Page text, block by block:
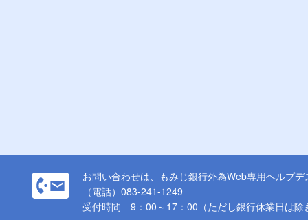
お問い合わせは、もみじ銀行外為Web専用ヘルプデ
（電話）083-241-1249
受付時間 9：00～17：00（ただし銀行休業日は除